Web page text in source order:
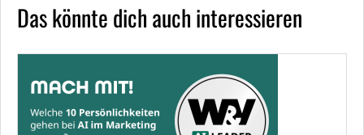
Das könnte dich auch interessieren